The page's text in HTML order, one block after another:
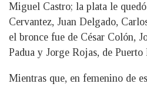
Miguel Castro; la plata le
Cervantez, Juan Delgado,
el bronce fue de César Colón,
Padua y Jorge Rojas, de Puerto
Mientras que, en femenino de